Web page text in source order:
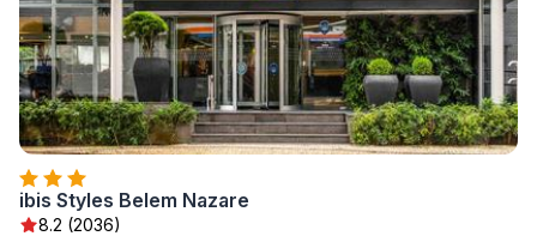
ibis Styles Belem Nazare
8.2 (2036)